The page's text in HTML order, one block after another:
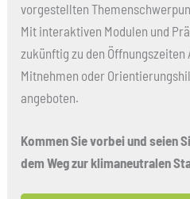
vorgestellten
Mit interaktiven Modulen und
zukünftig zu den Öffnungszeiten
Mitnehmen oder
angeboten.
Kommen Sie vorbei und seien
dem Weg zur klimaneutralen